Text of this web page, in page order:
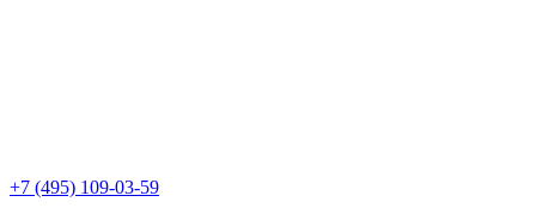
+7 (495) 109-03-59